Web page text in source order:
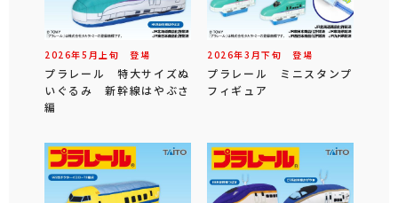
2026年5 月 上旬 登場
プラレール 特大サイズぬ
いぐるみ 新幹線はやぶさ
編
2026年3 月下旬 登場
プラレール ミニスタンプ
フィギュア